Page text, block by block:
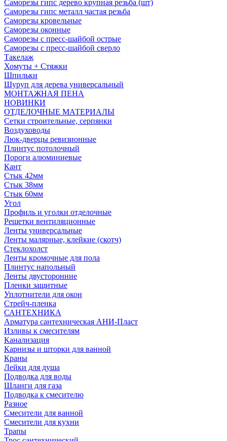
Саморезы гипс дерево крупная резьба (шт)
Саморезы гипс металл частая резьба
Саморезы кровельные
Саморезы оконные
Саморезы с пресс-шайбой острые
Саморезы с пресс-шайбой сверло
Такелаж
Хомуты + Стяжки
Шпильки
Шуруп для дерева универсальный
МОНТАЖНАЯ ПЕНА
НОВИНКИ
ОТДЕЛОЧНЫЕ МАТЕРИАЛЫ
Сетки строительные, серпянки
Воздуховоды
Люк-дверцы ревизионные
Плинтус потолочный
Пороги алюминиевые
Кант
Стык 42мм
Стык 38мм
Стык 60мм
Угол
Профиль и уголки отделочные
Решетки вентиляционные
Ленты универсальные
Ленты малярные, клейкие (скотч)
Стеклохолст
Ленты кромочные для пола
Плинтус напольный
Ленты двусторонние
Пленки защитные
Уплотнители для окон
Стрейч-пленка
САНТЕХНИКА
Арматура сантехническая АНИ-Пласт
Изливы к смесителям
Канализация
Карнизы и шторки для ванной
Краны
Лейки для душа
Подводка для воды
Шланги для газа
Подводка к смесителю
Разное
Смесители для ванной
Смесители для кухни
Трапы